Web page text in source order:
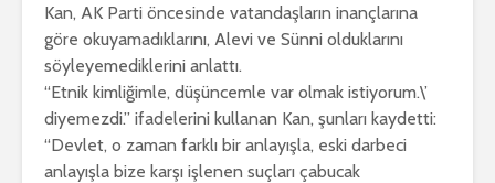
Kan, AK Parti öncesinde vatandaşların inançlarına
göre okuyamadıklarını, Alevi ve Sünni olduklarını
söyleyemediklerini anlattı.
“Etnik kimliğimle, düşüncemle var olmak istiyorum.\’
diyemezdi.” ifadelerini kullanan Kan, şunları kaydetti:
“Devlet, o zaman farklı bir anlayışla, eski darbeci
anlayışla bize karşı işlenen suçları çabucak